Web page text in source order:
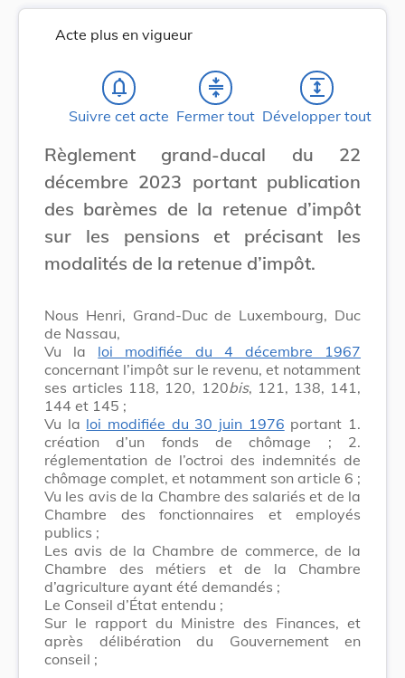
Acte plus en vigueur
notifications_none
Suivre cet acte
compress
Fermer tout
expand
Développer tout
Règlement grand-ducal du 22
décembre 2023 portant publication
des barèmes de la retenue d’impôt
sur les pensions et précisant les
modalités de la retenue d’impôt.
Nous Henri, Grand-Duc de Luxembourg, Duc
de Nassau,
Vu la loi modifiée du 4 décembre 1967
concernant l’impôt sur le revenu, et notamment
ses articles 118, 120, 120bis, 121, 138, 141,
144 et 145 ;
Vu la loi modifiée du 30 juin 1976 portant 1.
création d’un fonds de chômage ; 2.
réglementation de l’octroi des indemnités de
chômage complet, et notamment son article 6 ;
Vu les avis de la Chambre des salariés et de la
Chambre des fonctionnaires et employés
publics ;
Les avis de la Chambre de commerce, de la
Chambre des métiers et de la Chambre
d’agriculture ayant été demandés ;
Le Conseil d’État entendu ;
Sur le rapport du Ministre des Finances, et
après délibération du Gouvernement en
conseil ;